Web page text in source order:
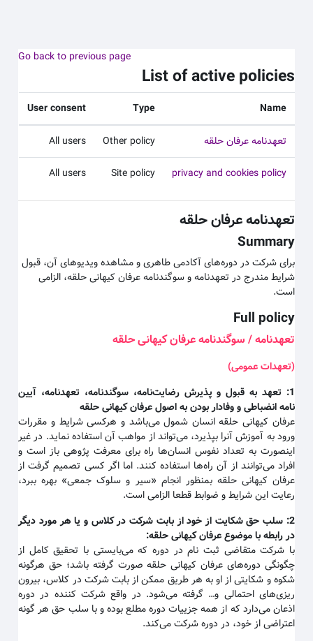
Go back to previous page
List of active policies
Name
Type
User consent
تعهدنامه عرفان حلقه Other policy
All users
privacy and cookies policy
Site policy
All users
تعهدنامه عرفان حلقه
Summary
برای شرکت در دوره‌های آکادمی طاهری و مشاهده ویدیوهای آن، قبول
شرایط مندرج در تعهدنامه و سوگندنامه عرفان کیهانی حلقه، الزامی
است.
Full policy
تعهدنامه / سوگندنامه عرفان کیهانی حلقه
(تعهدات عمومی)
تعهد به قبول و پذیرش رضایت‌نامه، سوگندنامه، تعهدنامه، آیین
نامه انضباطی و وفادار بودن به اصول عرفان کیهانی حلقه
عرفان کیهانی حلقه انسان شمول می‌باشد و هرکسی شرایط و مقررات
ورود به آموزش آنرا بپذیرد، می‌تواند از مواهب آن استفاده نماید. در غیر
اینصورت به تعداد نفوس انسان‌ها راه برای معرفت پژوهی باز است و
افراد می‌توانند از آن راه‌ها استفاده کنند. اما اگر کسی تصمیم گرفت از
عرفان کیهانی حلقه بمنظور انجام «سیر و سلوک جمعی» بهره ببرد،
رعایت این شرایط و ضوابط قطعا الزامی است.
سلب حق شکایت از خود از بابت شرکت در کلاس و یا هر مورد دیگر
در رابطه با موضوع عرفان کیهانی حلقه:
با شرکت متقاضی ثبت نام در دوره که می‌بایستی با تحقیق کامل از
چگونگی دوره‌های عرفان کیهانی حلقه صورت گرفته باشد؛ حق هرگونه
شکوه و شکایتی از او به هر طریق ممکن از بابت شرکت در کلاس، بیرون
ریزی‌های احتمالی و… گرفته می‌شود. در واقع شرکت کننده در دوره
اذعان می‌دارد که از همه جزییات دوره مطلع بوده و با سلب حق هر گونه
اعتراضی از خود، در دوره شرکت می‌کند.